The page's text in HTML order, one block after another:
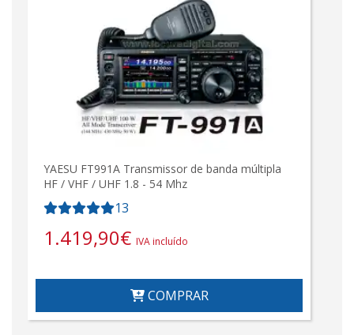
YAESU FT991A Transmissor de banda múltipla
HF / VHF / UHF 1.8 - 54 Mhz
13
1.419,90€ IVA incluído
COMPRAR